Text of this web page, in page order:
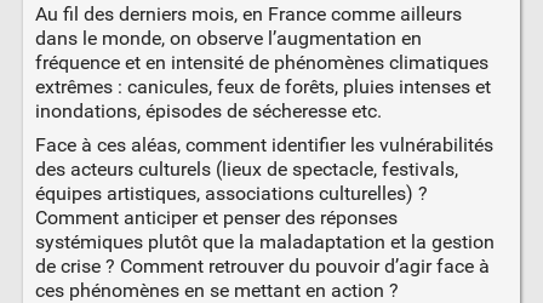
Au fil des derniers mois, en France comme ailleurs
dans le monde, on observe l’augmentation en
fréquence et en intensité de phénomènes climatiques
extrêmes : canicules, feux de forêts, pluies intenses et
inondations, épisodes de sécheresse etc.
Face à ces aléas, comment identifier les vulnérabilités
des acteurs culturels (lieux de spectacle, festivals,
équipes artistiques, associations culturelles) ?
Comment anticiper et penser des réponses
systémiques plutôt que la maladaptation et la gestion
de crise ? Comment retrouver du pouvoir d’agir face à
ces phénomènes en se mettant en action ?